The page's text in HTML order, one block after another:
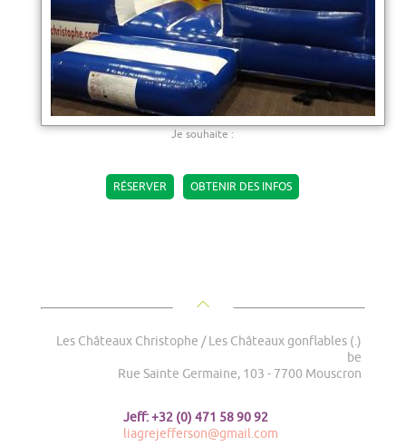
Je souhaite :
RÉSERVER OBTENIR DES INFOS
Les Châteaux Christophe / Les Châteaux gonflables (.)
be
Rue Sainte Germaine, 103 - 7700 Mouscron
Jeff: +32 (0) 471 58 90 92
liagrejefferson@gmail.com